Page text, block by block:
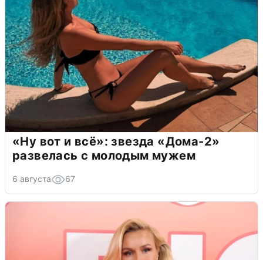
«Ну вот и всё»: звезда «Дома-2»
развелась с молодым мужем
6 августа 67